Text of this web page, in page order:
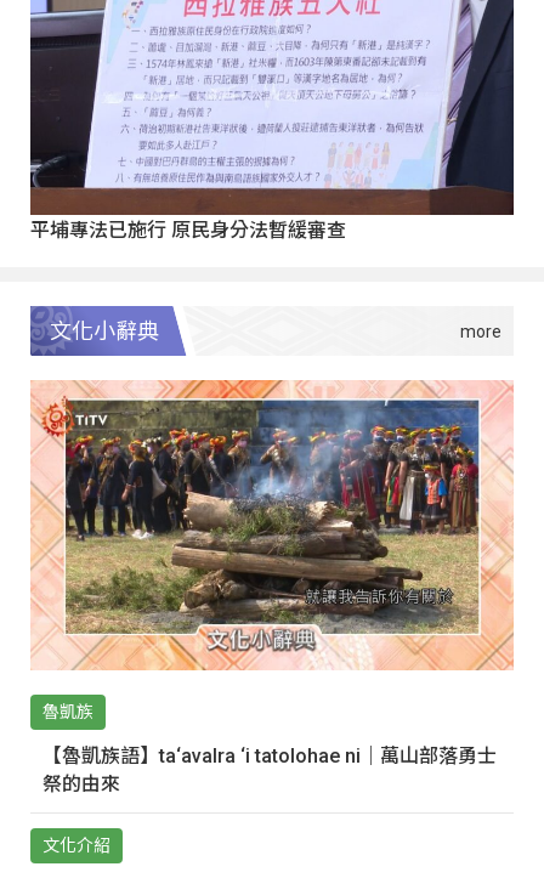
平埔專法已施行 原民身分法暫緩審查
文化小辭典
魯凱族
【魯凱族語】ta‘avalra ‘i tatolohae ni｜萬山部落勇士
祭的由來
文化介紹